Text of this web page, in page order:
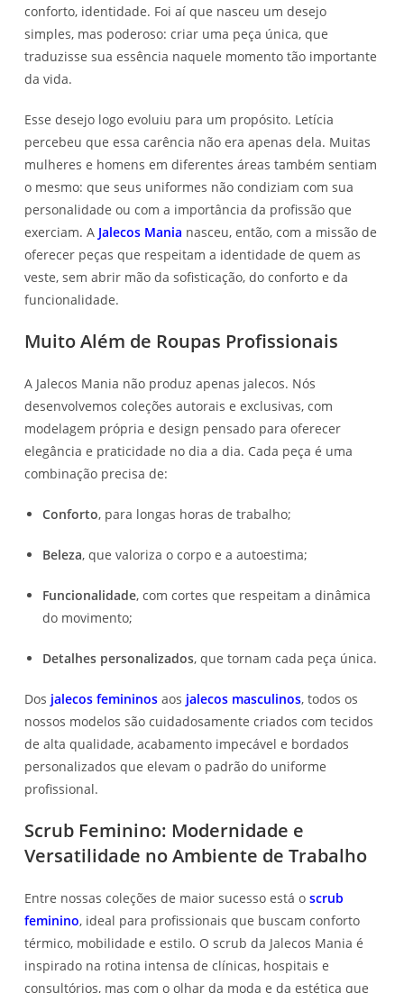
conforto, identidade. Foi aí que nasceu um desejo
simples, mas poderoso: criar uma peça única, que
traduzisse sua essência naquele momento tão importante
da vida.
Esse desejo logo evoluiu para um propósito. Letícia
percebeu que essa carência não era apenas dela. Muitas
mulheres e homens em diferentes áreas também sentiam
o mesmo: que seus uniformes não condiziam com sua
personalidade ou com a importância da profissão que
exerciam. A Jalecos Mania nasceu, então, com a missão de
oferecer peças que respeitam a identidade de quem as
veste, sem abrir mão da sofisticação, do conforto e da
funcionalidade.
Muito Além de Roupas Profissionais
A Jalecos Mania não produz apenas jalecos. Nós
desenvolvemos coleções autorais e exclusivas, com
modelagem própria e design pensado para oferecer
elegância e praticidade no dia a dia. Cada peça é uma
combinação precisa de:
Conforto, para longas horas de trabalho;
Beleza, que valoriza o corpo e a autoestima;
Funcionalidade, com cortes que respeitam a dinâmica
do movimento;
Detalhes personalizados, que tornam cada peça única.
Dos jalecos femininos aos jalecos masculinos, todos os
nossos modelos são cuidadosamente criados com tecidos
de alta qualidade, acabamento impecável e bordados
personalizados que elevam o padrão do uniforme
profissional.
Scrub Feminino: Modernidade e
Versatilidade no Ambiente de Trabalho
Entre nossas coleções de maior sucesso está oscrub
feminino, ideal para profissionais que buscam conforto
térmico, mobilidade e estilo. O scrub da Jalecos Mania é
inspirado na rotina intensa de clínicas, hospitais e
consultórios, mas com o olhar da moda e da estética que